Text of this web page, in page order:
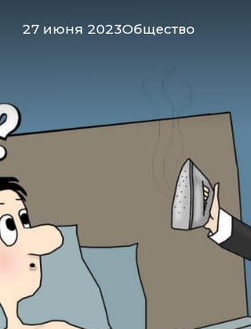
27 июня 2023Общество